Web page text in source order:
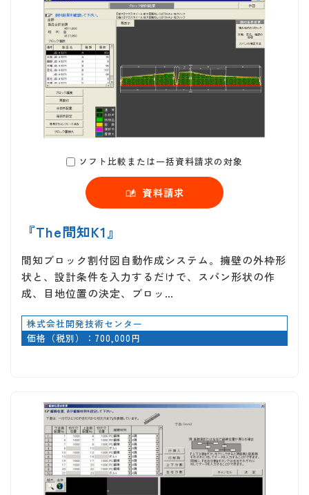
ソフト比較または一括資料請求の対象
資料請求
『The間知K1』
間知ブロック割付図自動作成システム。擁壁の外枠形
状と、設計条件を入力するだけで、スパン形状の作
成、目地位置の決定、ブロッ…
株式会社開発技術センター
価格（税別）：700,000円